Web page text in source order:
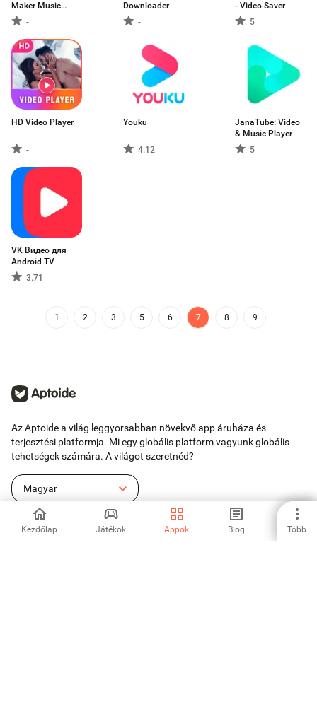
Kezdőlap Játékok Appok Blog Több
Maker Music
Song-
Downloader
-
- Video Saver
5
HD Video Player
-
Youku
4.12
JanaTube: Video
& Music Player
5
VK Видео для
Android TV
3.71
1 2 3 5 6 7 8 9
Az Aptoide a világ leggyorsabban növekvő app áruháza és
terjesztési platformja. Mi egy globális platform vagyunk globális
tehetségek számára. A világot szeretnéd?
Magyar